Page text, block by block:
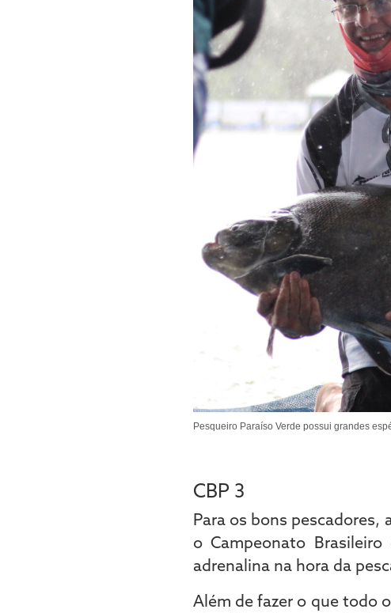
Pesqueiro Paraíso Verde possui grandes
CBP 3
Para os bons
o Campeonato
adrenalina na hora da
Além de fazer o que todo